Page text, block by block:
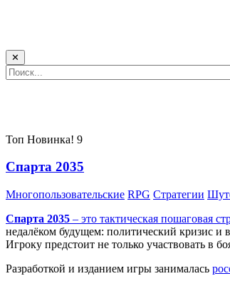
✕
Топ Новинка! 9
Спарта 2035
Многопользовательские RPG Стратегии
Спарта 2035 – это тактическая пошаговая
недалёком будущем: политический кризис и
Игроку предстоит не только участвовать в
Разработкой и изданием игры занималась